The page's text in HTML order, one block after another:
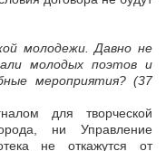
молодежи. Давно не
молодых поэтов и
мероприятия? (37
для творческой
ни Управление
не откажутся от